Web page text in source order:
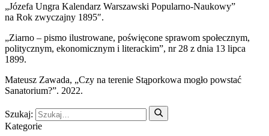
„Józefa Ungra Kalendarz Warszawski Popularno-Naukowy”
na Rok zwyczajny 1895″.
„Ziarno – pismo ilustrowane, poświęcone sprawom społecznym,
politycznym, ekonomicznym i literackim”, nr 28 z dnia 13 lipca
1899.
Mateusz Zawada, „Czy na terenie Stąporkowa mogło powstać
Sanatorium?”. 2022.
Szukaj:
Kategorie